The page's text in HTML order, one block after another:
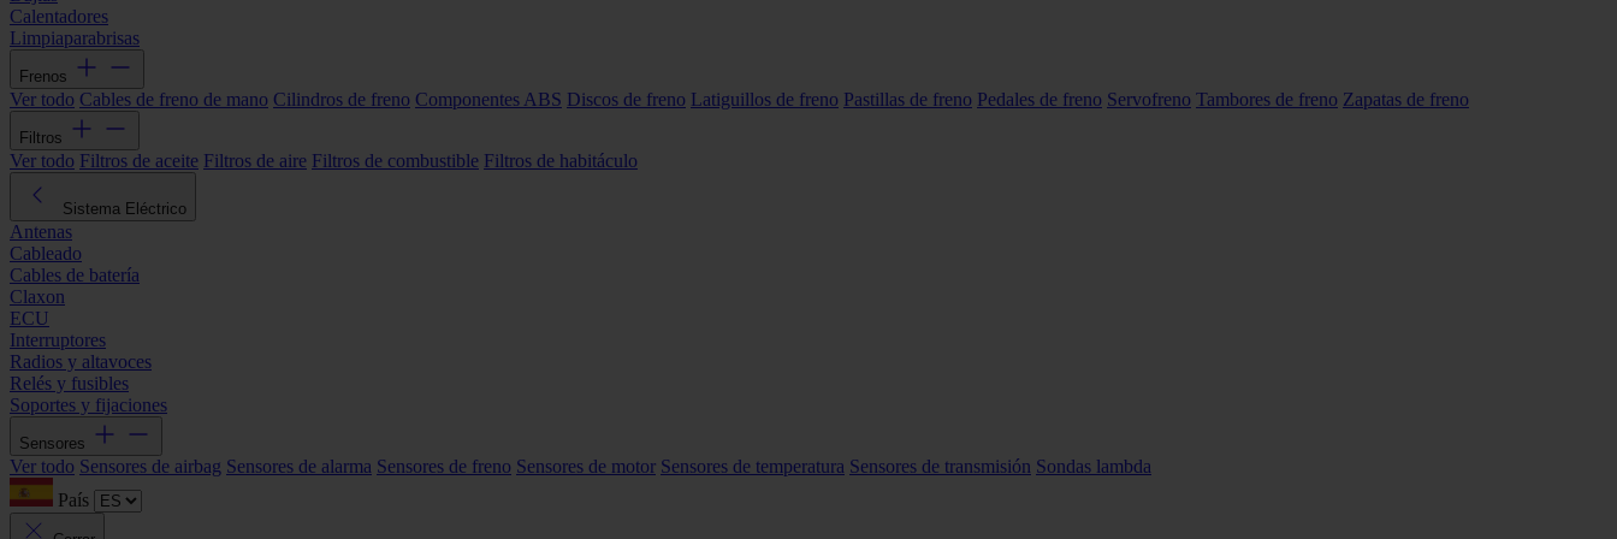
Calentadores
Limpiaparabrisas
Frenos
Ver todo Cables de freno de mano Cilindros de freno Componentes ABS Discos de freno Latiguillos de freno Pastillas de freno Pedales de freno Servofreno Tambores de freno Zapatas de freno
Filtros
Ver todo Filtros de aceite Filtros de aire Filtros de combustible Filtros de habitáculo
Sistema Eléctrico
Antenas
Cableado
Cables de batería
Claxon
ECU
Interruptores
Radios y altavoces
Relés y fusibles
Soportes y fijaciones
Sensores
Ver todo Sensores de airbag Sensores de alarma Sensores de freno Sensores de motor Sensores de temperatura Sensores de transmisión Sondas lambda
País